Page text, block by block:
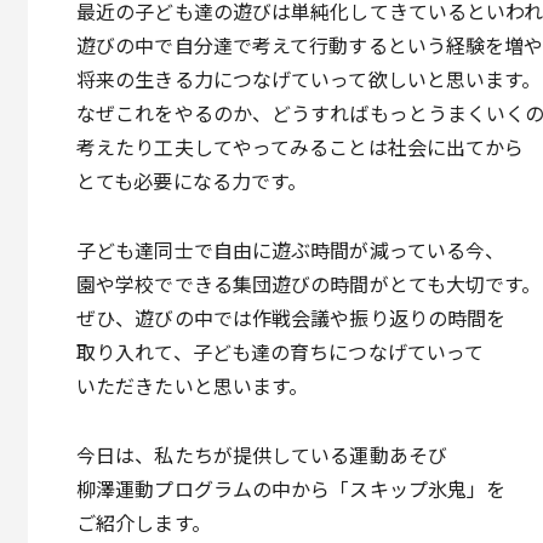
最近の子ども達の遊びは単純化してきているといわれ
遊びの中で自分達で考えて行動するという経験を増や
将来の生きる力につなげていって欲しいと思います。
なぜこれをやるのか、どうすればもっとうまくいくの
考えたり工夫してやってみることは社会に出てから
とても必要になる力です。
子ども達同士で自由に遊ぶ時間が減っている今、
園や学校でできる集団遊びの時間がとても大切です。
ぜひ、遊びの中では作戦会議や振り返りの時間を
取り入れて、子ども達の育ちにつなげていって
いただきたいと思います。
今日は、私たちが提供している運動あそび
柳澤運動プログラムの中から「スキップ氷鬼」を
ご紹介します。